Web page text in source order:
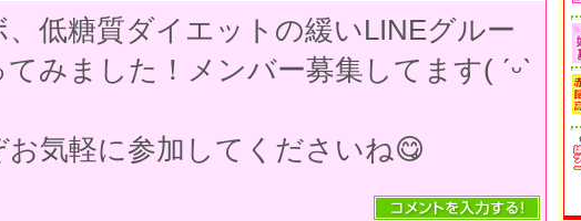
、低糖質ダイエットの緩いLINEグルー
てみました！メンバー募集してます( ˊᵕˋ
お気軽に参加してくださいね😋